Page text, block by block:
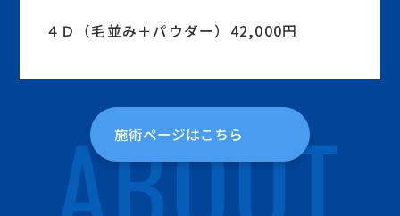
４Ｄ（毛並み＋パウダー）42,000円
施術ページはこちら
ABOUT